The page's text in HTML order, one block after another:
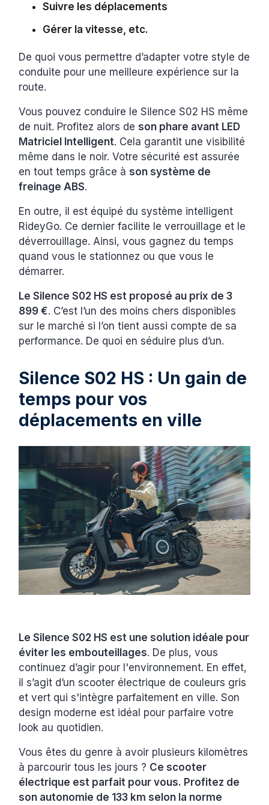
Suivre les déplacements
Gérer la vitesse, etc.
De quoi vous permettre d’adapter votre style de
conduite pour une meilleure expérience sur la
route.
Vous pouvez conduire le Silence S02 HS même
de nuit. Profitez alors deson phare avant LED
Matriciel Intelligent. Cela garantit une visibilité
même dans le noir. Votre sécurité est assurée
en tout temps grâce àson système de
freinage ABS.
En outre, il est équipé du système intelligent
RideyGo. Ce dernier facilite le verrouillage et le
déverrouillage. Ainsi, vous gagnez du temps
quand vous le stationnez ou que vous le
démarrer.
Le Silence S02 HS est proposé au prix de 3
899 €. C’est l’un des moins chers disponibles
sur le marché si l’on tient aussi compte de sa
performance. De quoi en séduire plus d’un.
Silence S02 HS : Un gain de
temps pour vos
déplacements en ville
Le Silence S02 HS est une solution idéale pour
éviter les embouteillages. De plus, vous
continuez d’agir pour l'environnement. En effet,
il s’agit d’un scooter électrique de couleurs gris
et vert qui s'intègre parfaitement en ville. Son
design moderne est idéal pour parfaire votre
look au quotidien.
Vous êtes du genre à avoir plusieurs kilomètres
à parcourir tous les jours ? Ce scooter
électrique est parfait pour vous. Profitez de
son autonomie de 133 km selon la norme